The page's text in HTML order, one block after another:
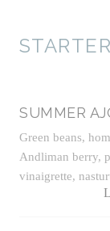
SUMMER
Green beans,
Andliman berry,
vinaigrette,